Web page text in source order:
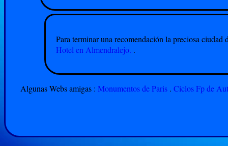
Para terminar una recomendación la preciosa ciudad
Hotel en Almendralejo. .
Algunas Webs amigas : Monumentos de Paris . Ciclos Fp de